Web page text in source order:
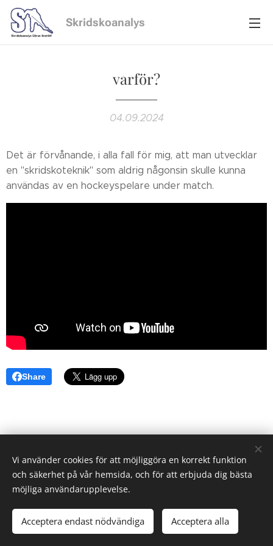
Skridskoanalys
varför?
04.09.2024
Det är förvånande, i alla fall för mig, att man utvecklar
en "skridskoteknik" som aldrig någonsin skulle kunna
användas av en hockeyspelare under match.
Share
© 2023 Alla rättigheter reserverade.
Skapad medWebnode Cookies
Vi använder cookies för att möjliggöra en korrekt funktion
och säkerhet på vår hemsida, och för att erbjuda dig bästa
möjliga användarupplevelse.
Acceptera endast nödvändiga Acceptera alla